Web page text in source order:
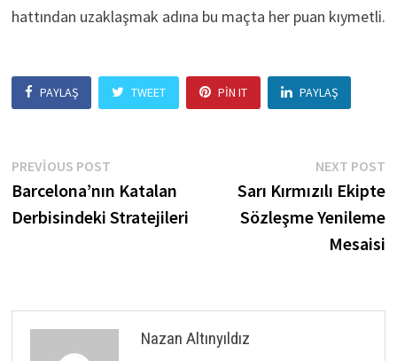
hattından uzaklaşmak adına bu maçta her puan kıymetli.
PAYLAŞ TWEET PIN IT PAYLAŞ
Yazı
gezinmesi
PREVIOUS POSTPrevious
post:
Barcelona’nın Katalan
Derbisindeki Stratejileri
NEXT POST
Sarı Kırmızılı Ekipte
Sözleşme Yenileme
Mesaisi
Nazan Altınyıldız